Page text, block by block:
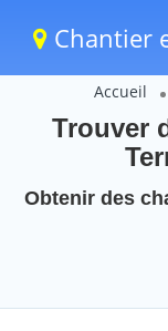
Chantier
Accueil
Trouver
Obtenir des